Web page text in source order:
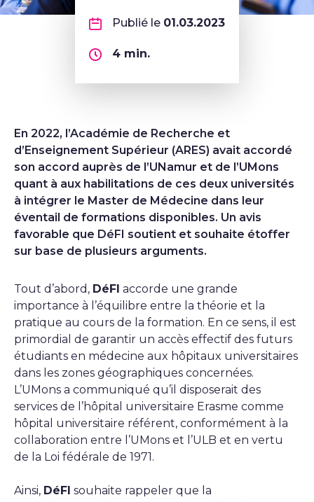
Publié le 01.03.2023
4 min.
En 2022, l’Académie de Recherche et
d’Enseignement Supérieur (ARES) avait accordé
son accord auprès de l’UNamur et de l’UMons
quant à aux habilitations de ces deux universités
à intégrer le Master de Médecine dans leur
éventail de formations disponibles. Un avis
favorable que DéFI soutient et souhaite étoffer
sur base de plusieurs arguments.
Tout d’abord, DéFI accorde une grande
importance à l’équilibre entre la théorie et la
pratique au cours de la formation. En ce sens, il est
primordial de garantir un accès effectif des futurs
étudiants en médecine aux hôpitaux universitaires
dans les zones géographiques concernées.
L’UMons a communiqué qu’il disposerait des
services de l’hôpital universitaire Erasme comme
hôpital universitaire référent, conformément à la
collaboration entre l’UMons et l’ULB et en vertu
de la Loi fédérale de 1971.
Ainsi, DéFI souhaite rappeler que la